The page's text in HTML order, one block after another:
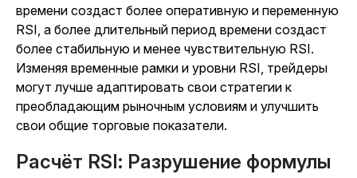
времени создаст более оперативную и переменную
RSI, а более длительный период времени создаст
более стабильную и менее чувствительную RSI.
Изменяя временные рамки и уровни RSI, трейдеры
могут лучше адаптировать свои стратегии к
преобладающим рыночным условиям и улучшить
свои общие торговые показатели.
Расчёт RSI: Разрушение формулы